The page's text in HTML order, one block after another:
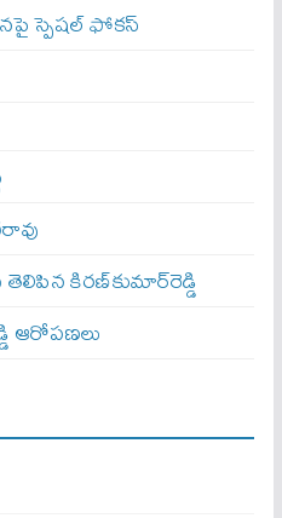
స్పెషల్ ఫోకస్
తెలిపిన కిరణ్‌కుమార్‌రెడ్డి
ఆరోపణలు